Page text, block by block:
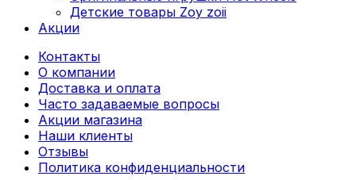
Детские товары Zoy zoii
Акции
Контакты
О компании
Доставка и оплата
Часто задаваемые вопросы
Акции магазина
Наши клиенты
Отзывы
Политика конфиденциальности